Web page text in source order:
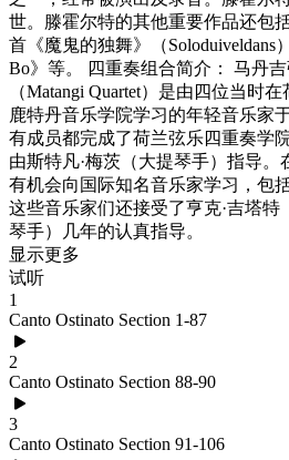
世。滕霍尔特的其他重要作品还包
首《魔鬼的独舞》（Soloduiveldans
Bo》等。 四重奏组合简介： 马丹
（Matangi Quartet）是由四位当时
鹿特丹音乐学院学习的年轻音乐家
有成员都完成了荷兰弦乐四重奏学
由斯特凡·梅茨（大提琴手）指导
有机会向国际知名音乐家学习，包
这些音乐家们还接受了亨克·吉塔特
琴手）几年的认真指导。
显示更多
试听
1
Canto Ostinato Section 1-87
2
Canto Ostinato Section 88-90
3
Canto Ostinato Section 91-106